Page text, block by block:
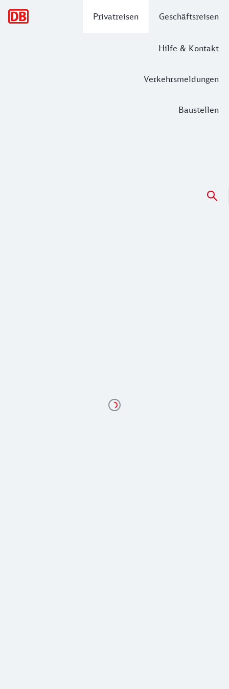
Privatreisen Geschäftsreisen
Hilfe & Kontakt
Verkehrsmeldungen
Baustellen